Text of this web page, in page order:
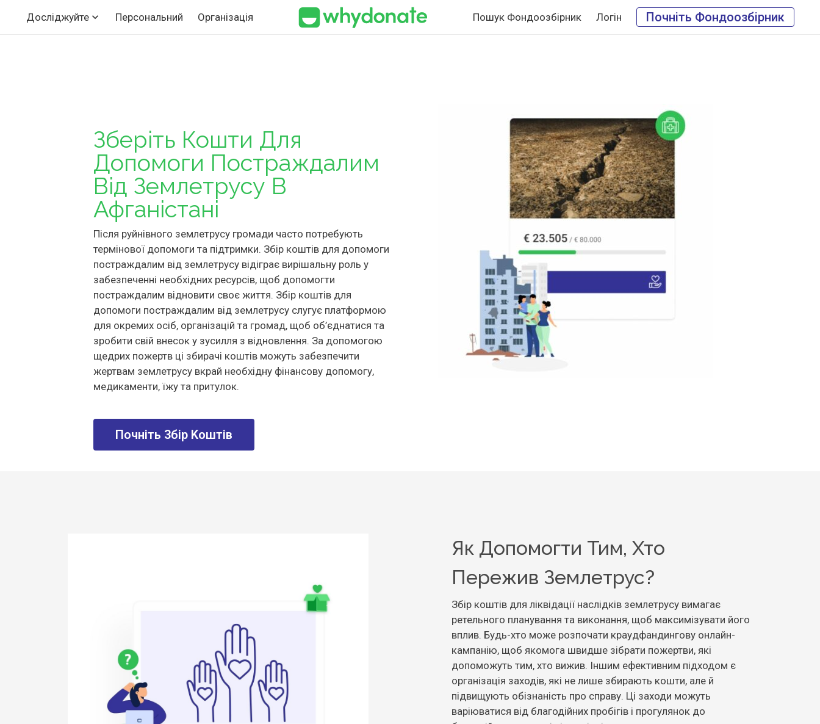
Досліджуйте Персональний Організація Пошук Фондоозбірник Логін Почніть Фондоозбірник
Зберіть Кошти Для
Допомоги Постраждалим
Від Землетрусу В
Афганістані
Після руйнівного землетрусу громади часто потребують
термінової допомоги та підтримки. Збір коштів для допомоги
постраждалим від землетрусу відіграє вирішальну роль у
забезпеченні необхідних ресурсів, щоб допомогти
постраждалим відновити своє життя. Збір коштів для
допомоги постраждалим від землетрусу слугує платформою
для окремих осіб, організацій та громад, щоб об’єднатися та
зробити свій внесок у зусилля з відновлення. За допомогою
щедрих пожертв ці збирачі коштів можуть забезпечити
жертвам землетрусу вкрай необхідну фінансову допомогу,
медикаменти, їжу та притулок.
Почніть 3бір Kоштів
Як Допомогти Тим, Хто
Пережив Землетрус?
Збір коштів для ліквідації наслідків землетрусу вимагає
ретельного планування та виконання, щоб максимізувати його
вплив. Будь-хто може розпочати краудфандингову онлайн-
кампанію, щоб якомога швидше зібрати пожертви, які
допоможуть тим, хто вижив. Іншим ефективним підходом є
організація заходів, які не лише збирають кошти, але й
підвищують обізнаність про справу. Ці заходи можуть
варіюватися від благодійних пробігів і прогулянок до